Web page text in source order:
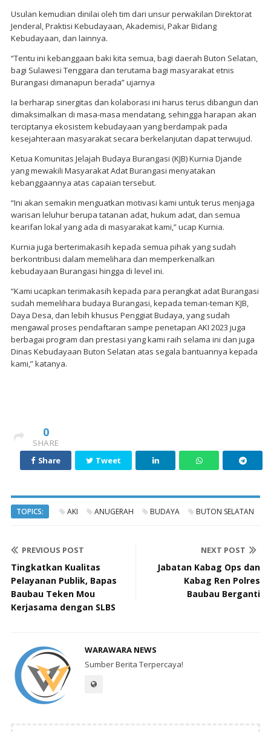
Usulan kemudian dinilai oleh tim dari unsur perwakilan Direktorat
Jenderal, Praktisi Kebudayaan, Akademisi, Pakar Bidang
Kebudayaan, dan lainnya.
“Tentu ini kebanggaan baki kita semua, bagi daerah Buton Selatan,
bagi Sulawesi Tenggara dan terutama bagi masyarakat etnis
Burangasi dimanapun berada” ujarnya
Ia berharap sinergitas dan kolaborasi ini harus terus dibangun dan
dimaksimalkan di masa-masa mendatang, sehingga harapan akan
terciptanya ekosistem kebudayaan yang berdampak pada
kesejahteraan masyarakat secara berkelanjutan dapat terwujud.
Ketua Komunitas Jelajah Budaya Burangasi (KJB) Kurnia Djande
yang mewakili Masyarakat Adat Burangasi menyatakan
kebanggaannya atas capaian tersebut.
“Ini akan semakin menguatkan motivasi kami untuk terus menjaga
warisan leluhur berupa tatanan adat, hukum adat, dan semua
kearifan lokal yang ada di masyarakat kami,” ucap Kurnia.
Kurnia juga berterimakasih kepada semua pihak yang sudah
berkontribusi dalam memelihara dan memperkenalkan
kebudayaan Burangasi hingga di level ini.
“Kami ucapkan terimakasih kepada para perangkat adat Burangasi
sudah memelihara budaya Burangasi, kepada teman-teman KJB,
Daya Desa, dan lebih khusus Penggiat Budaya, yang sudah
mengawal proses pendaftaran sampe penetapan AKI 2023 juga
berbagai program dan prestasi yang kami raih selama ini dan juga
Dinas Kebudayaan Buton Selatan atas segala bantuannya kepada
kami,” katanya.
0
SHARE
Share
Tweet
TOPICS: AKI ANUGERAH BUDAYA BUTON SELATAN
PREVIOUS POST
Tingkatkan Kualitas
Pelayanan Publik, Bapas
Baubau Teken Mou
Kerjasama dengan SLBS
NEXT POST
Jabatan Kabag Ops dan
Kabag Ren Polres
Baubau Berganti
WARAWARA NEWS
Sumber Berita Terpercaya!